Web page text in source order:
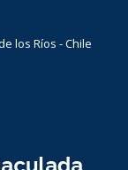
los Ríos - Chile